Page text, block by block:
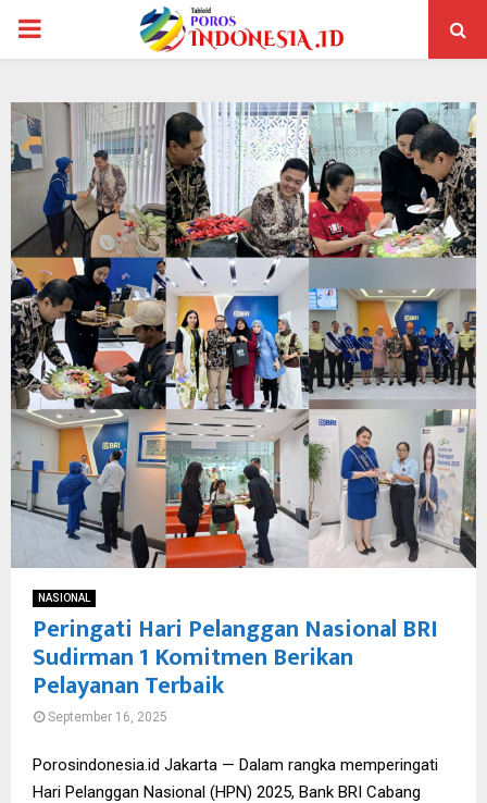
PRIMARY
NASIONAL
Peringati Hari Pelanggan Nasional BRI
Sudirman 1 Komitmen Berikan
Pelayanan Terbaik
September 16, 2025
Porosindonesia.id Jakarta — Dalam rangka memperingati
Hari Pelanggan Nasional (HPN) 2025, Bank BRI Cabang